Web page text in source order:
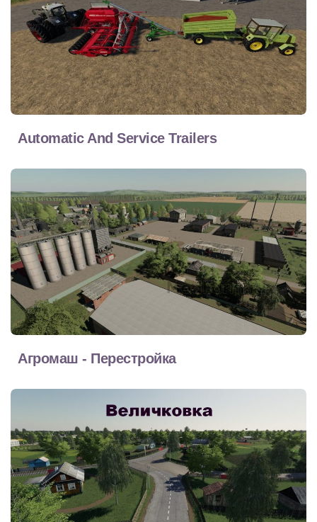
Automatic And Service Trailers
Агромаш - Перестройка